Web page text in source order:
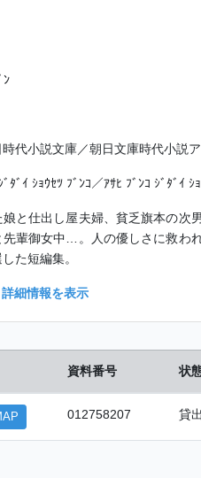
ﾝ
代小説文庫／朝日文庫時代小説
ﾀﾞｲ ｼｮｳｾﾂ ﾌﾞﾝｺ／ｱｻﾋ ﾌﾞﾝｺ ｼﾞﾀﾞｲ ｼ
と仕出し屋夫婦、貧乏旗本の次
先輩御女中…。人の優しさに救わ
た短編集。
詳細情報を表示
資料番号 状
012758207 貸